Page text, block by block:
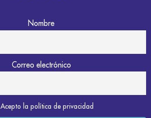
Nombre
Correo electrónico
Acepto la política de privacidad